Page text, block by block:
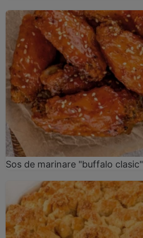
Sos de marinare "buffalo clasic"